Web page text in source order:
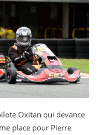
Oxitan qui devance
place pour Pierre